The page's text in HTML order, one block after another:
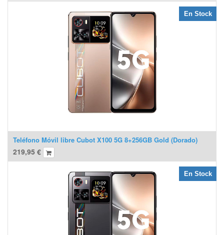
Teléfono Móvil libre Cubot X100 5G 8+256GB Gold (Dorado)
219,95 €
En Stock
En Stock